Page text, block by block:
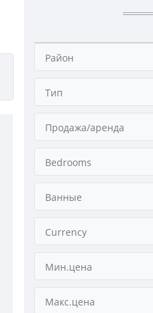
Район
Тип
Продажа/аренда
Bedrooms
Ванные
Currency
Мин.цена
Макс.цена